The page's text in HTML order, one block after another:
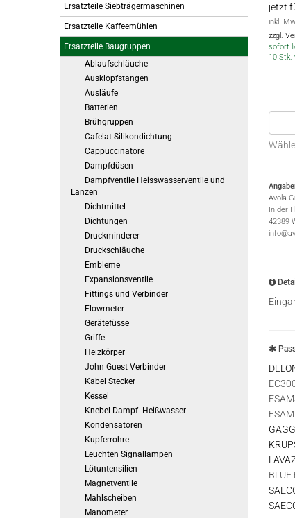
Ersatzteile Siebträgermaschinen
Ersatzteile Kaffeemühlen
Ersatzteile Baugruppen
Ablaufschläuche
Ausklopfstangen
Ausläufe
Batterien
Brühgruppen
Cafelat Silikondichtung
Cappuccinatore
Dampfdüsen
Dampfventile Heisswasserventile und
Lanzen
Dichtmittel
Dichtungen
Druckminderer
Druckschläuche
Embleme
Expansionsventile
Fittings und Verbinder
Flowmeter
Gerätefüsse
Griffe
Heizkörper
John Guest Verbinder
Kabel Stecker
Kessel
Knebel Dampf- Heißwasser
Kondensatoren
Kupferrohre
Leuchten Signallampen
Lötuntensilien
Magnetventile
Mahlscheiben
Manometer
jetzt
inkl.
zzgl.
sofort
10 Stk.
Avola
In der
42389
BLUE